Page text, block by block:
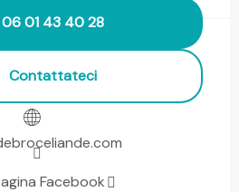
06 01 43 40 28
Contattateci
Facebook